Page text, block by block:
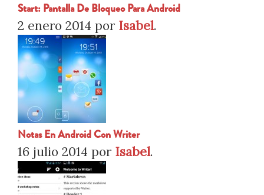
Start: Pantalla De Bloqueo Para Android
2 enero 2014 por Isabel.
Notas En Android Con Writer
16 julio 2014 por Isabel.